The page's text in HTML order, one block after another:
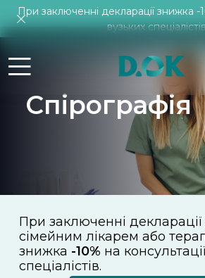
Спірографія
При заключенні
сімейним лікарем або
знижка -10% на
спеціалістів.
При заключенні декларації знижка -
вузьких